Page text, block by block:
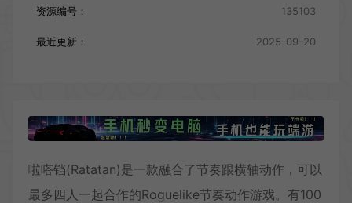
资源编号： 135103
最近更新： 2025-09-20
啦嗒铛(Ratatan)是一款融合了节奏跟横轴动作，可以
最多四人一起合作的Roguelike节奏动作游戏。有100